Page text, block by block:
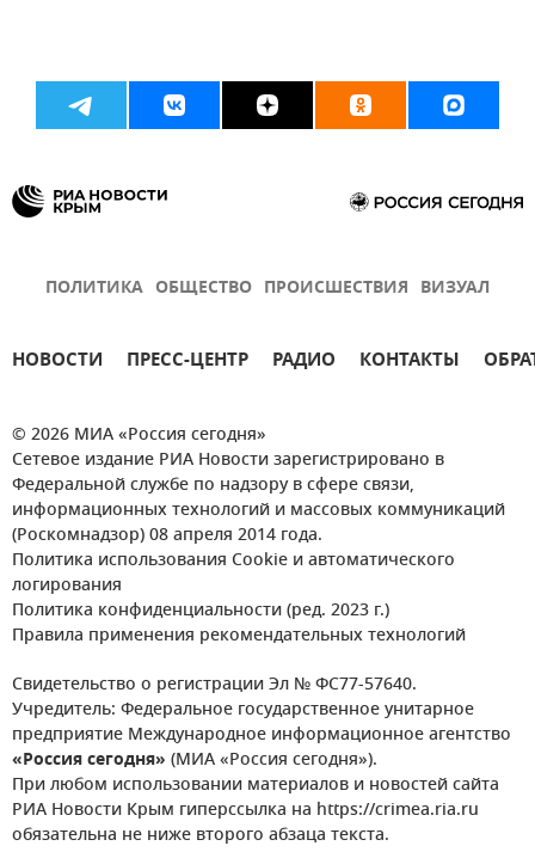
ПОЛИТИКА ОБЩЕСТВО ПРОИСШЕСТВИЯ ВИЗУАЛ
НОВОСТИ ПРЕСС-ЦЕНТР РАДИО КОНТАКТЫ
© 2026 МИА «Россия сегодня»
Сетевое издание РИА Новости зарегистрировано в
Федеральной службе по надзору в сфере связи,
информационных технологий и массовых коммуникаций
(Роскомнадзор) 08 апреля 2014 года.
Политика использования Cookie и автоматического
логирования
Политика конфиденциальности (ред. 2023 г.)
Правила применения рекомендательных технологий
Свидетельство о регистрации Эл № ФС77-57640.
Учредитель: Федеральное государственное унитарное
предприятие Международное информационное агентство
«Россия сегодня» (МИА «Россия сегодня»).
При любом использовании материалов и новостей сайта
РИА Новости Крым гиперссылка на https://crimea.ria.ru
обязательна не ниже второго абзаца текста.